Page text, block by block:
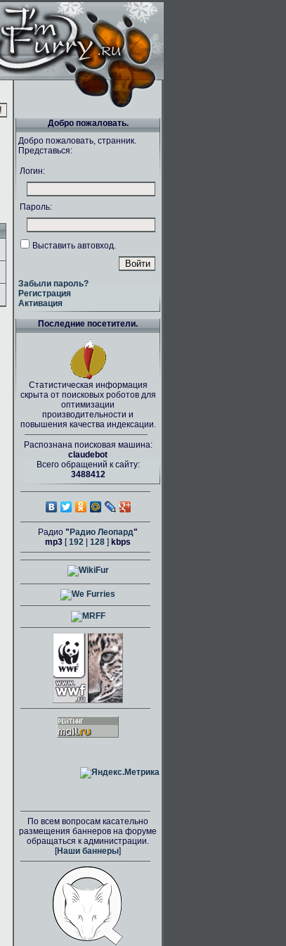
Добро пожаловать.
Добро пожаловать, странник.
Представься:
Логин:
Пароль:
Выставить автовход.
Забыли пароль?
Регистрация
Активация
Последние посетители.
Статистическая информация
скрыта от поисковых роботов для
оптимизации
производительности и
повышения качества индексации.
Распознана поисковая машина:
claudebot
Всего обращений к сайту:
3488412
Радио " Радио Леопард"
mp3 [192 128 ] kbps
По всем вопросам касательно
размещения баннеров на форуме
обращаться к администрации.
[Наши баннеры]